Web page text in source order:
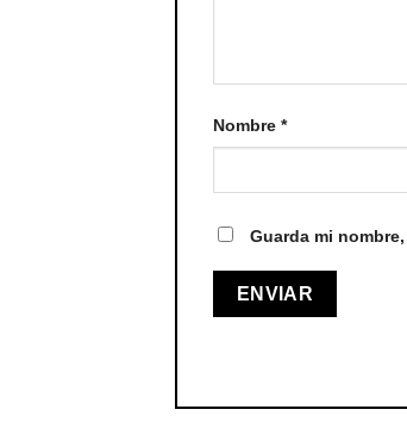
Nombre *
Guarda mi